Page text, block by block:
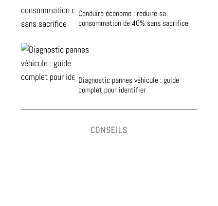
Conduire économe : réduire sa
consommation de 40% sans sacrifice
Diagnostic pannes véhicule : guide
complet pour identifier
CONSEILS